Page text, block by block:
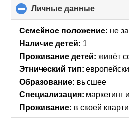
Личные данные
to
collapse
Семейное положение: не
Наличие детей: 1
Проживание детей: живёт
Этнический тип:
Образование: высшее
Специализация: маркетинг
Проживание: в своей